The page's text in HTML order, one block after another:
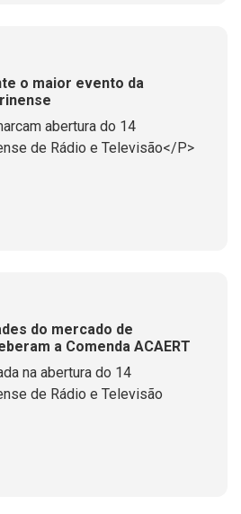
o maior evento da
abertura do 14
de Rádio e Televisão</P>
do mercado de
a Comenda ACAERT
na abertura do 14
de Rádio e Televisão